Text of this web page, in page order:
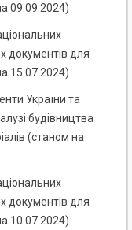
09.09.2024)
документів для
15.07.2024)
України та
будівництва
(станом на
документів для
10.07.2024)